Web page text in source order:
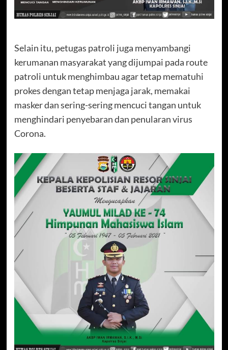
Selain itu, petugas patroli juga menyambangi
kerumanan masyarakat yang dijumpai pada route
patroli untuk menghimbau agar tetap mematuhi
prokes dengan tetap menjaga jarak, memakai
masker dan sering-sering mencuci tangan untuk
menghindari penyebaran dan penularan virus
Corona.